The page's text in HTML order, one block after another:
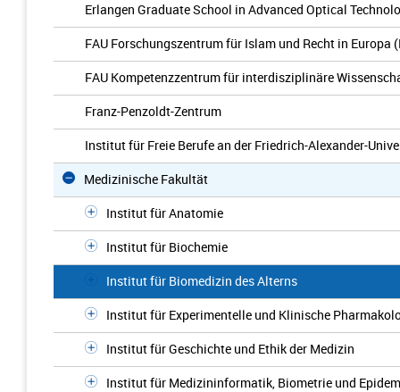
Erlangen Graduate School in Advanced Optical
FAU Forschungszentrum für Islam und Recht in Europa
FAU Kompetenzzentrum für interdisziplinäre
Franz-Penzoldt-Zentrum
Institut für Freie Berufe an der Friedrich-Alexander-
Medizinische Fakultät
Institut für Anatomie
Institut für Biochemie
Institut für Biomedizin des Alterns
Institut für Experimentelle und Klinische
Institut für Geschichte und Ethik der Medizin
Institut für Medizininformatik, Biometrie und